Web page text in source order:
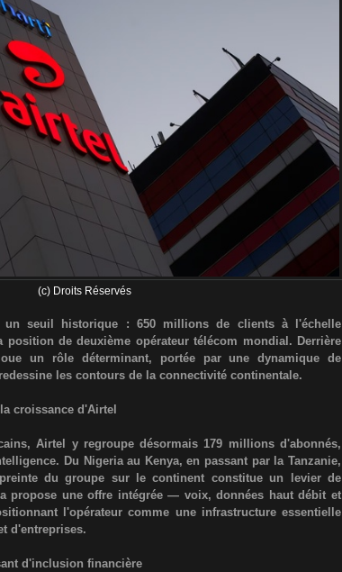
(c) Droits Réservés
un seuil historique : 650 millions de clientsà l'échelle
de deuxième opérateur télécom mondial. Derrière
un rôle déterminant, portée par une dynamique de
les contours de la connectivité continentale.
croissance d'Airtel
, Airtel y regroupe désormais179 millions d'abonnés,
Du Nigeria au Kenya, en passant par la Tanzanie,
du groupe sur le continent constitue un levier de
propose une offre intégrée — voix, données haut débit et
l'opérateur comme une infrastructure essentielle
d'entreprises.
d'inclusion financière